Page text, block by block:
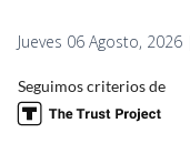
Jueves 06 Agosto,
Seguimos criterios de